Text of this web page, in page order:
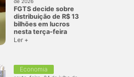
FGTS decide sobre
distribuição de R$ 13
bilhões em lucros
nesta terça-feira
Ler +
Economia